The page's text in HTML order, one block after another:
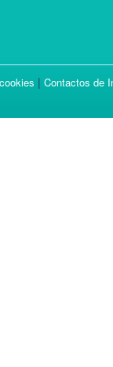
| Contactos de